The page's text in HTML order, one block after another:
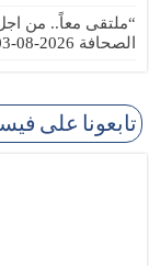
“ملتقى معاً.. من
الصحافة 2026-08-03
تابعونا على